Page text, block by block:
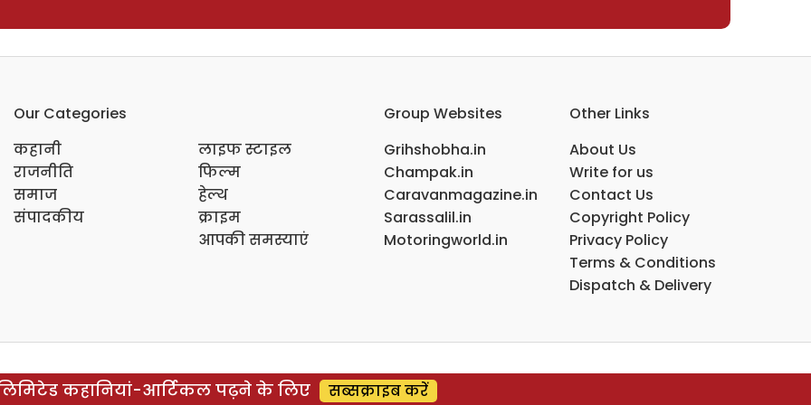
Our Categories
कहानी
राजनीति
समाज
संपादकीय
लाइफ स्टाइल
फिल्म
हेल्थ
क्राइम
आपकी समस्याएं
Group Websites
Grihshobha.in
Champak.in
Caravanmagazine.in
Sarassalil.in
Motoringworld.in
Other Links
About Us
Write for us
Contact Us
Copyright Policy
Privacy Policy
Terms & Conditions
Dispatch & Delivery
कहानियां-आर्टिकल पढ़ने के लिए सब्सक्राइब करें